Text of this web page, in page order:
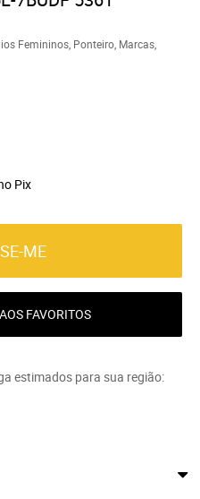
Femininos Ponteiro Marcas
Pix
ME
FAVORITOS
estimados para sua região: